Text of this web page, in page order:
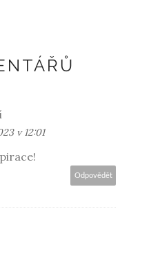
v 12:01
Odpovědět